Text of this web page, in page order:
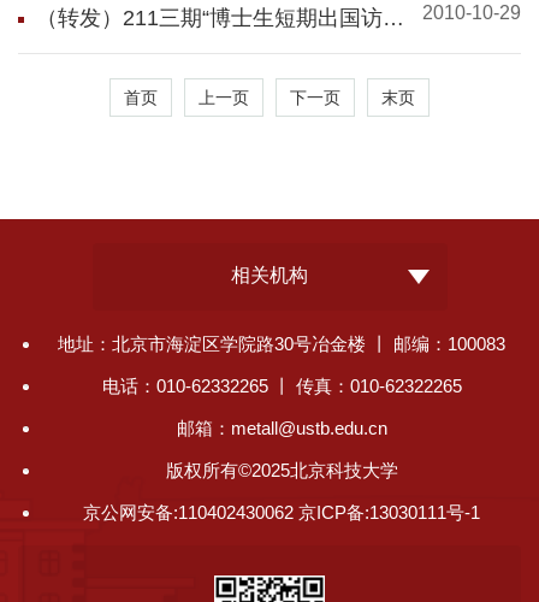
（转发）211三期“博士生短期出国访
学”项目资助经费支取办法
2010-10-29
首页 上一页 下一页 末页
相关机构
地址：北京市海淀区学院路30号冶金楼 丨 邮编：100083
电话：010-62332265 丨 传真：010-62322265
邮箱：metall@ustb.edu.cn
版权所有©2025北京科技大学
京公网安备:110402430062 京ICP备:13030111号-1